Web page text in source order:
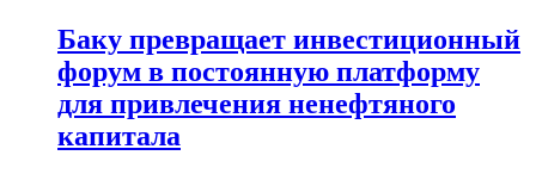
Баку превращает инвестиционный
форум в постоянную платформу
для привлечения ненефтяного
капитала